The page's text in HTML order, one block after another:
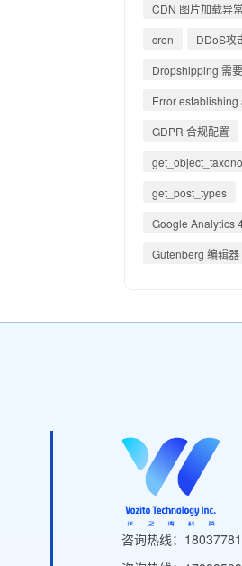
CDN 图片加载异
cron
DDoS攻
Dropshipping 需
Error
GDPR 合规配置
get_post_types
Google Analytics
Gutenberg 编辑器
咨询热线：